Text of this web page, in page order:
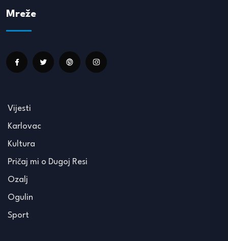
Mreže
Vijesti
Karlovac
Kultura
Pričaj mi o Dugoj Resi
Ozalj
Ogulin
Sport